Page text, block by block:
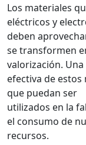
Los materiales
eléctricos y
deben
se transformen
valorización.
efectiva de estos
que puedan ser
utilizados en la
el consumo de
recursos.